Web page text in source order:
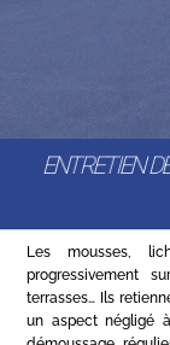
ENTRETIEN
Les mousses,
progressivement
terrasses… Ils
un aspect négligé